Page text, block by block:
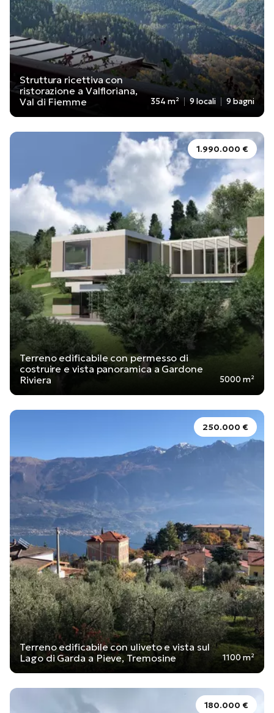
Struttura ricettiva con
ristorazione a Valfloriana,
Val di Fiemme
354 m² 9 locali 9 bagni
1.990.000 €
Terreno edificabile con permesso di
costruire e vista panoramica a Gardone
Riviera
5000 m²
250.000 €
Terreno edificabile con uliveto e vista sul
Lago di Garda a Pieve, Tremosine
1100 m²
180.000 €